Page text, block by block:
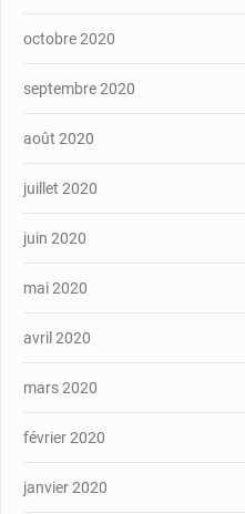
octobre 2020
septembre 2020
août 2020
juillet 2020
juin 2020
mai 2020
avril 2020
mars 2020
février 2020
janvier 2020